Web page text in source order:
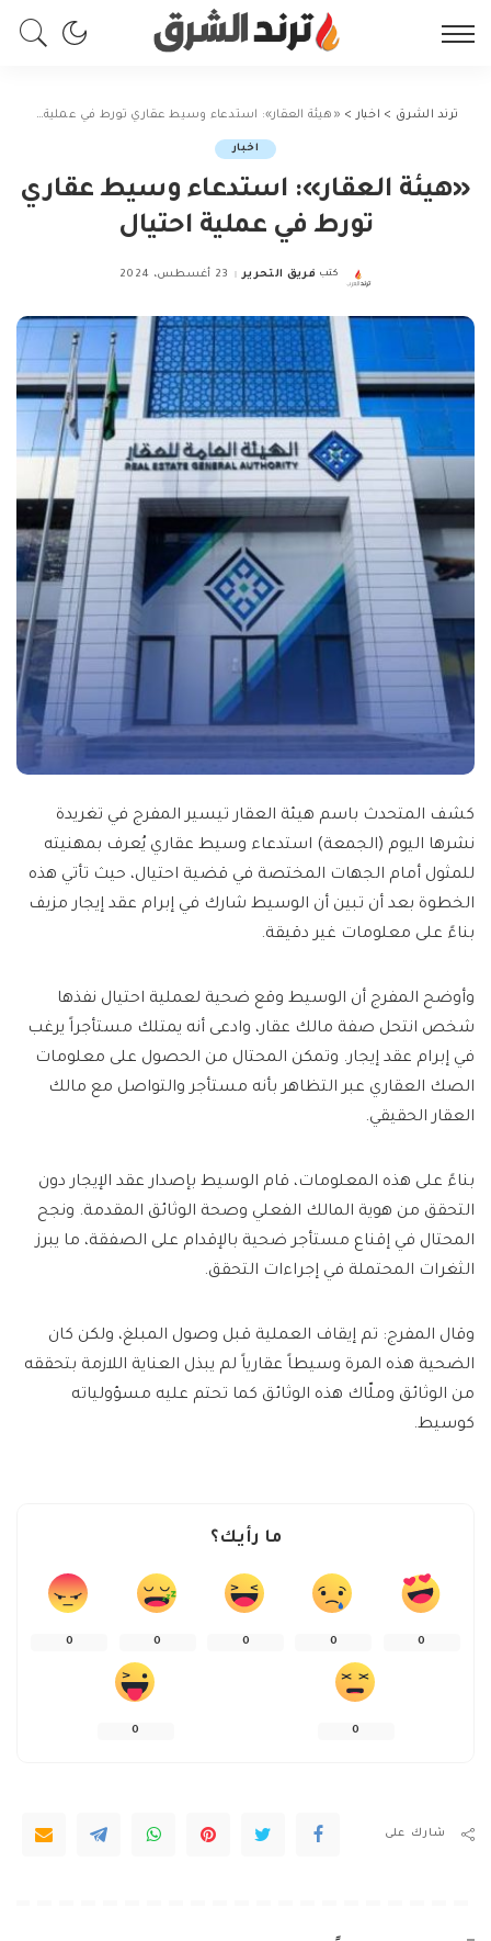
ترند الشرق > اخبار > «هيئة العقار»: استدعاء وسيط عقاري تورط في عملية احتيال
اخبار
«هيئة العقار»: استدعاء وسيط عقاري
تورط في عملية احتيال
Posted
كتب فريق التحرير 23 أغسطس، 2024
كشف المتحدث باسم هيئة العقار تيسير المفرج في تغريدة
نشرها اليوم (الجمعة) استدعاء وسيط عقاري يُعرف بمهنيته
للمثول أمام الجهات المختصة في قضية احتيال، حيث تأتي هذه
الخطوة بعد أن تبين أن الوسيط شارك في إبرام عقد إيجار مزيف
بناءً على معلومات غير دقيقة.
وأوضح المفرج أن الوسيط وقع ضحية لعملية احتيال نفذها
شخص انتحل صفة مالك عقار، وادعى أنه يمتلك مستأجراً يرغب
في إبرام عقد إيجار. وتمكن المحتال من الحصول على معلومات
الصك العقاري عبر التظاهر بأنه مستأجر والتواصل مع مالك
العقار الحقيقي.
بناءً على هذه المعلومات، قام الوسيط بإصدار عقد الإيجار دون
التحقق من هوية المالك الفعلي وصحة الوثائق المقدمة. ونجح
المحتال في إقناع مستأجر ضحية بالإقدام على الصفقة، ما يبرز
الثغرات المحتملة في إجراءات التحقق.
وقال المفرج: تم إيقاف العملية قبل وصول المبلغ، ولكن كان
الضحية هذه المرة وسيطاً عقارياً لم يبذل العناية اللازمة بتحققه
من الوثائق وملّاك هذه الوثائق كما تحتم عليه مسؤولياته
كوسيط.
ما رأيك؟
0
0
0
0
0
0
0
شارك على